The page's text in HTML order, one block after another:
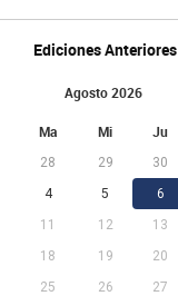
Ediciones Anteriores
Agosto 2026
Ma Mi Ju
28 29 30
4 5 6
11 12 13
18 19 20
25 26 27